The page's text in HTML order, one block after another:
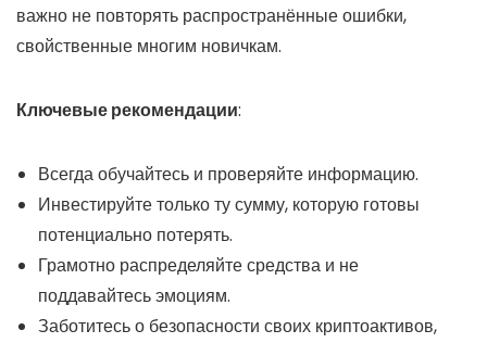
важно не повторять распространённые ошибки,
свойственные многим новичкам.
Ключевые рекомендации:
Всегда обучайтесь и проверяйте информацию.
Инвестируйте только ту сумму, которую готовы
потенциально потерять.
Грамотно распределяйте средства и не
поддавайтесь эмоциям.
Заботитесь о безопасности своих криптоактивов,